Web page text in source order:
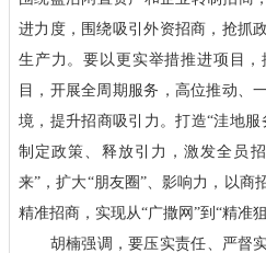
进力度，围绕吸引外资招商，抢抓
生产力。要以更实举措推进项目
目，开展全周期服务，高位推动、
境，提升招商吸引力。打造“洼地服
制定政策、释放引力，激发全员
来”，扩大“朋友圈”、影响力，以
精准招商，实现从“广撒网”到“精准
胡楠强调，要压实责任、严督